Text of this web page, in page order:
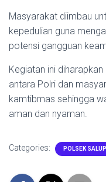
Masyarakat diimbau
kepedulian guna
potensi gangguan
Kegiatan ini
antara Polri dan
kamtibmas sehingga
aman dan nyaman.
Categories: POLSEK